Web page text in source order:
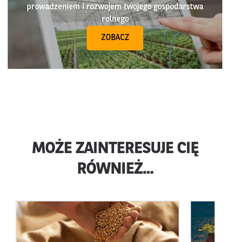
prowadzeniem i rozwojem twojego gospodarstwa
rolnego
ZOBACZ
MOŻE ZAINTERESUJE CIĘ
RÓWNIEŻ...